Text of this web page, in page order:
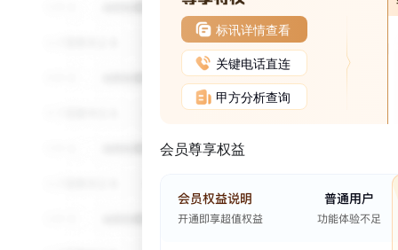
标讯详情查看
关键电话直连
甲方分析查询
会员尊享权益